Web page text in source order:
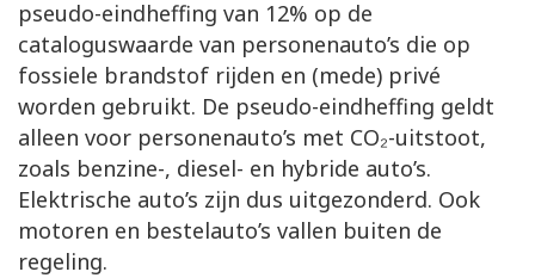
pseudo-eindheffing van 12% op de
cataloguswaarde van personenauto’s die op
fossiele brandstof rijden en (mede) privé
worden gebruikt. De pseudo-eindheffing geldt
alleen voor personenauto’s met CO₂-uitstoot,
zoals benzine-, diesel- en hybride auto’s.
Elektrische auto’s zijn dus uitgezonderd. Ook
motoren en bestelauto’s vallen buiten de
regeling.